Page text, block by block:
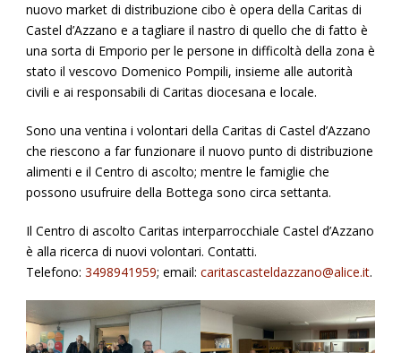
nuovo market di distribuzione cibo è opera della Caritas di
Castel d’Azzano e a tagliare il nastro di quello che di fatto è
una sorta di Emporio per le persone in difficoltà della zona è
stato il vescovo Domenico Pompili, insieme alle autorità
civili e ai responsabili di Caritas diocesana e locale.
Sono una ventina i volontari della Caritas di Castel d’Azzano
che riescono a far funzionare il nuovo punto di distribuzione
alimenti e il Centro di ascolto; mentre le famiglie che
possono usufruire della Bottega sono circa settanta.
Il Centro di ascolto Caritas interparrocchiale Castel d’Azzano
è alla ricerca di nuovi volontari. Contatti.
Telefono: 3498941959; email: caritascasteldazzano@alice.it.